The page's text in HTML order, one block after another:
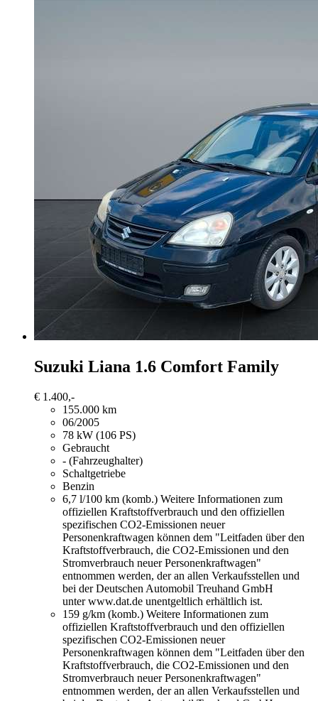
Suzuki Liana 1.6 Comfort Family
€ 1.400,-
155.000 km
06/2005
78 kW (106 PS)
Gebraucht
- (Fahrzeughalter)
Schaltgetriebe
Benzin
6,7 l/100 km (komb.) Weitere Informationen zum
offiziellen Kraftstoffverbrauch und den offiziellen
spezifischen CO2-Emissionen neuer
Personenkraftwagen können dem "Leitfaden über den
Kraftstoffverbrauch, die CO2-Emissionen und den
Stromverbrauch neuer Personenkraftwagen"
entnommen werden, der an allen Verkaufsstellen und
bei der Deutschen Automobil Treuhand GmbH
unter www.dat.de unentgeltlich erhältlich ist.
159 g/km (komb.) Weitere Informationen zum
offiziellen Kraftstoffverbrauch und den offiziellen
spezifischen CO2-Emissionen neuer
Personenkraftwagen können dem "Leitfaden über den
Kraftstoffverbrauch, die CO2-Emissionen und den
Stromverbrauch neuer Personenkraftwagen"
entnommen werden, der an allen Verkaufsstellen und